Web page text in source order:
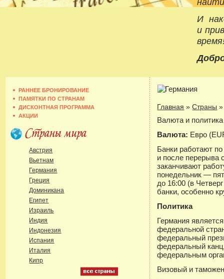
И
и
РАННЕЕ БРОНИРОВАНИЕ
ПАМЯТКИ ПО СТРАНАМ
ДИСКОНТНАЯ ПРОГРАММА
АКЦИИ
Австрия
Вьетнам
Германия
Греция
Доминикана
Египет
Израиль
Индия
Индонезия
Испания
Италия
Кипр
Главная »Страны
Валюта и политика
Валюта: Евро
Банки работают
и после перерыва
заканчивают
понедельник —
до 16:00 (в
банки, особенно
Политика
Германия
федеральной
федеральный
федеральный
федеральным
Визовый и